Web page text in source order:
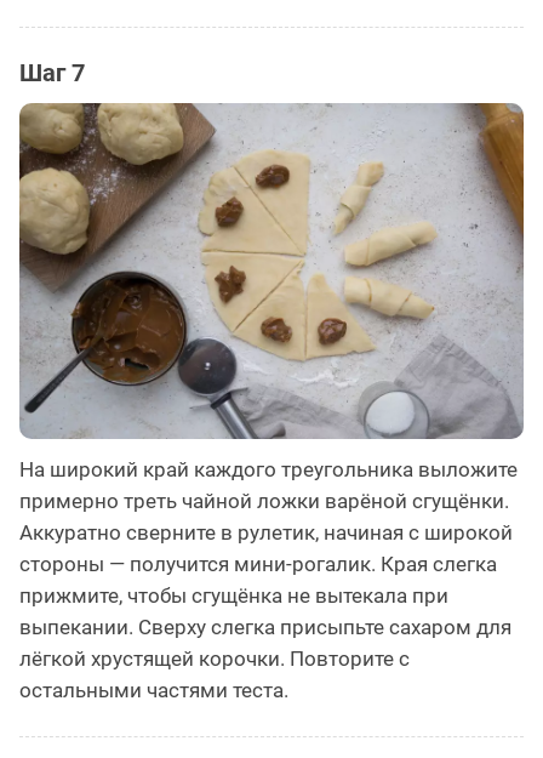
Шаг 7
На широкий край каждого треугольника выложите
примерно треть чайной ложки варёной сгущёнки.
Аккуратно сверните в рулетик, начиная с широкой
стороны — получится мини-рогалик. Края слегка
прижмите, чтобы сгущёнка не вытекала при
выпекании. Сверху слегка присыпьте сахаром для
лёгкой хрустящей корочки. Повторите с
остальными частями теста.